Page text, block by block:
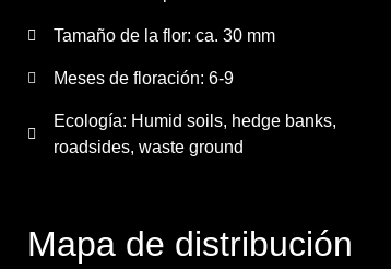
Tamaño de la flor: ca. 30 mm
Meses de floración: 6-9
Ecología: Humid soils, hedge banks,
roadsides, waste ground
Mapa de distribución